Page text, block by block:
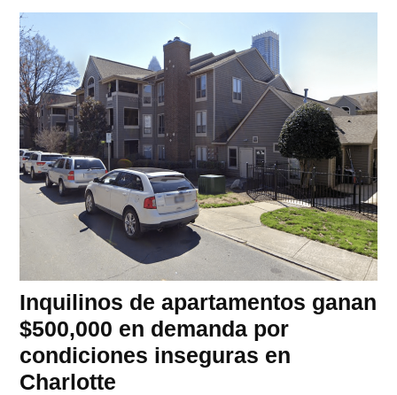
Inquilinos de apartamentos ganan
$500,000 en demanda por
condiciones inseguras en
Charlotte